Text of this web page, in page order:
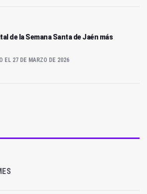
de la Semana Santa de Jaén más
EL 27 DE MARZO DE 2026